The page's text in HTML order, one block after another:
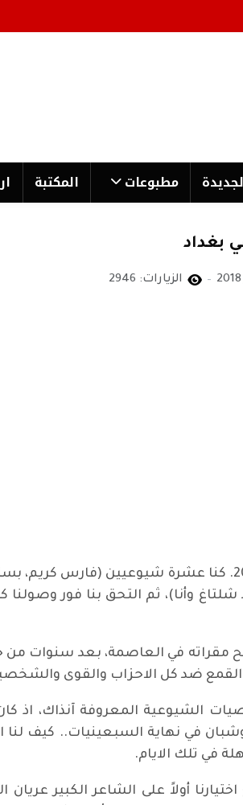
مطبوعات المكتبة
بغداد
الزيارات: 2946
سقط تمثال الدكتاتور في ساحة الفردوس، ودخلنا بغداد يوم 13 نيسان
وأنا)، ثم التحق بنا فور
مقراته في العاصمة، بعد سنوات
ضد كل الاحزاب والقوى
الشيوعية المعروفة آنذاك، اذ
وشبان في نهاية السبعينيات.. كيف
في تلك الايام.
أولاً على الشاعر الكبير عريان